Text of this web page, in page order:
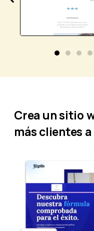
Crea un sitio
más clientes